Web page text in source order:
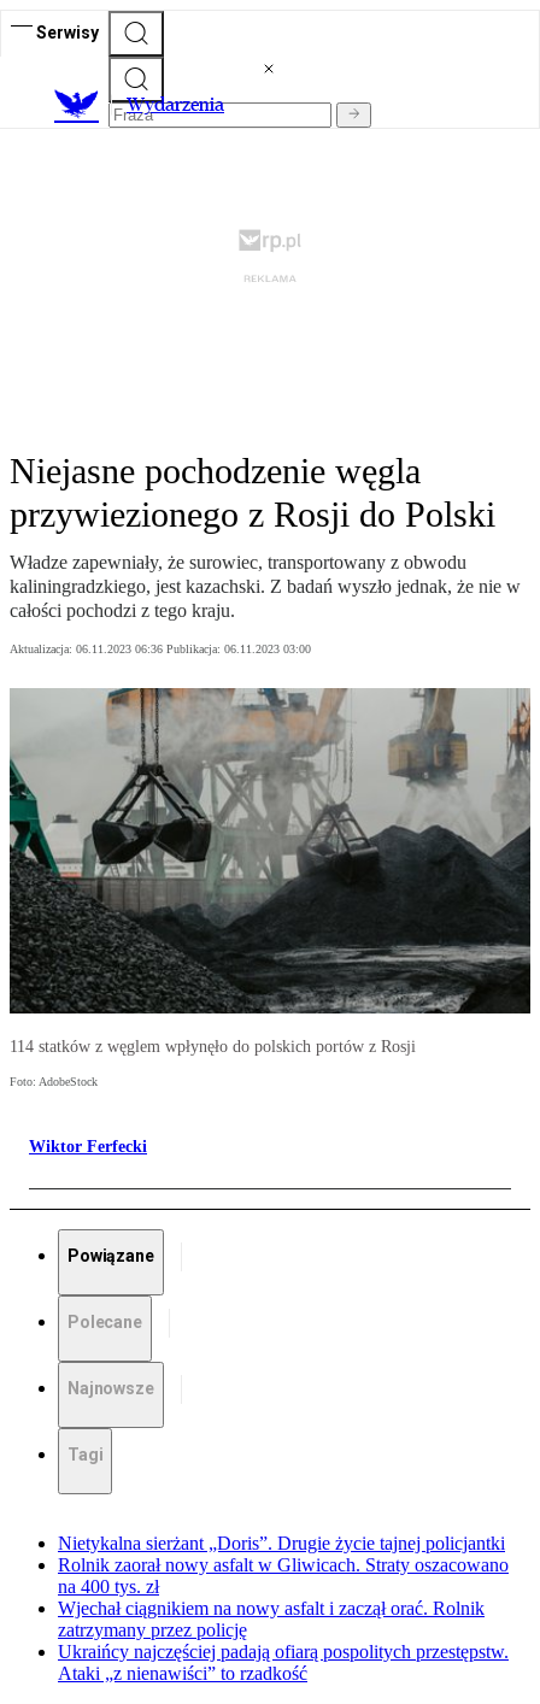
Serwisy
Wydarzenia
Niejasne pochodzenie węgla
przywiezionego z Rosji do Polski
Władze zapewniały, że surowiec, transportowany z obwodu
kaliningradzkiego, jest kazachski. Z badań wyszło jednak, że nie w
całości pochodzi z tego kraju.
Aktualizacja: 06.11.2023 06:36 Publikacja: 06.11.2023 03:00
114 statków z węglem wpłynęło do polskich portów z Rosji
Foto: AdobeStock
Wiktor Ferfecki
Powiązane
Polecane
Najnowsze
Tagi
Nietykalna sierżant „Doris”. Drugie życie tajnej policjantki
Rolnik zaorał nowy asfalt w Gliwicach. Straty oszacowano
na 400 tys. zł
Wjechał ciągnikiem na nowy asfalt i zaczął orać. Rolnik
zatrzymany przez policję
Ukraińcy najczęściej padają ofiarą pospolitych przestępstw.
Ataki „z nienawiści” to rzadkość